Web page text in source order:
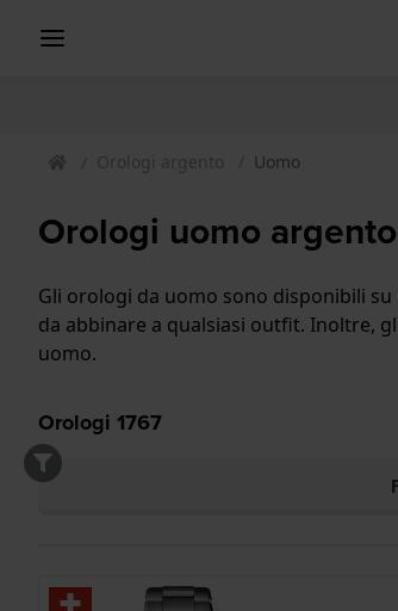
Orologi argento Uomo
Orologi uomo argento
Gli orologi da uomo sono disponibili
da abbinare a qualsiasi outfit. Inoltre,
uomo.
Orologi 1767